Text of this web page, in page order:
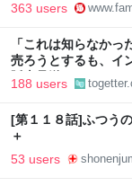
最新情報のファミ通
363 users
「これは知らなか
売ろうとするも、イ
販売見送りに
188 users
[第１１８話]ふつう
＋
53 users